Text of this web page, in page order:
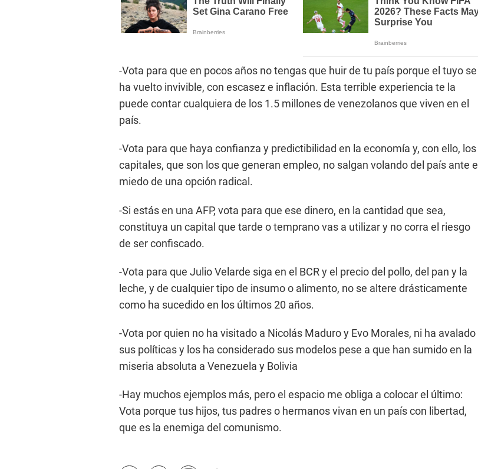
-Vota para que en pocos años no tengas que huir de tu país porque el tuyo se
ha vuelto invivible, con escasez e inflación. Esta terrible experiencia te la
puede contar cualquiera de los 1.5 millones de venezolanos que viven en el
país.
-Vota para que haya confianza y predictibilidad en la economía y, con ello, los
capitales, que son los que generan empleo, no salgan volando del país ante el
miedo de una opción radical.
-Si estás en una AFP, vota para que ese dinero, en la cantidad que sea,
constituya un capital que tarde o temprano vas a utilizar y no corra el riesgo
de ser confiscado.
-Vota para que Julio Velarde siga en el BCR y el precio del pollo, del pan y la
leche, y de cualquier tipo de insumo o alimento, no se altere drásticamente
como ha sucedido en los últimos 20 años.
-Vota por quien no ha visitado a Nicolás Maduro y Evo Morales, ni ha avalado
sus políticas y los ha considerado sus modelos pese a que han sumido en la
miseria absoluta a Venezuela y Bolivia
-Hay muchos ejemplos más, pero el espacio me obliga a colocar el último:
Vota porque tus hijos, tus padres o hermanos vivan en un país con libertad,
que es la enemiga del comunismo.